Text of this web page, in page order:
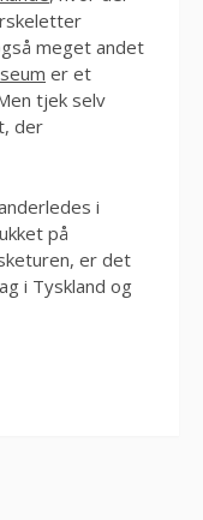
meget andet
er et
tjek selv
der
i
på
er det
i Tyskland og